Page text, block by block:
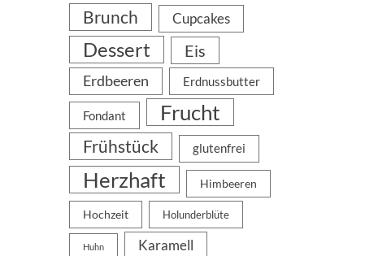
Brunch Cupcakes
Dessert Eis
Erdbeeren Erdnussbutter
Fondant Frucht
Frühstück glutenfrei
Herzhaft Himbeeren
Hochzeit Holunderblüte
Huhn Karamell